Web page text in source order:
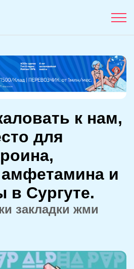
к нам,
для
и
в Сургуте.
закладки жми